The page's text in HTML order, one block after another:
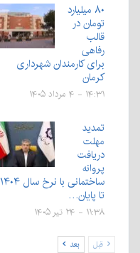
۸۰ میلیارد
تومان در
قالب
رفاهی
برای کارمندان شهرداری
کرمان
۱۴:۳۱ - ۴ مرداد ۱۴۰۵
تمدید
مهلت
دریافت
پروانه
ساختمانی با نرخ سال ۱۴۰۴
تا پایان…
۱۱:۳۸ - ۲۴ تیر ۱۴۰۵
قبل بعد